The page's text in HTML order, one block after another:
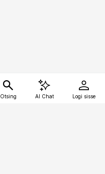
Otsing AI Chat Logi sisse